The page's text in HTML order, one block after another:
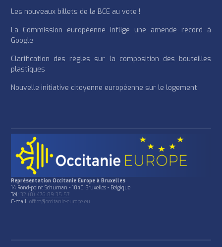
Les nouveaux billets de la BCE au vote !
La Commission européenne inflige une amende record à
Google
Clarification des règles sur la composition des bouteilles
plastiques
Nouvelle initiative citoyenne européenne sur le logement
Représentation Occitanie Europe à Bruxelles
14 Rond-point Schuman - 1040 Bruxelles - Belgique
Tél:32 (0) 476 89 35 57
E-mail:office@occitanie-europe.eu